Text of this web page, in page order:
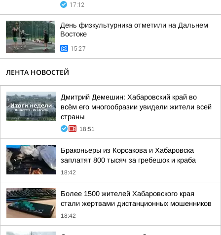
17:12
День физкультурника отметили на Дальнем
Востоке
15:27
ЛЕНТА НОВОСТЕЙ
Дмитрий Демешин: Хабаровский край во
всём его многообразии увидели жители всей
страны
18:51
Браконьеры из Корсакова и Хабаровска
заплатят 800 тысяч за гребешок и краба
18:42
Более 1500 жителей Хабаровского края
стали жертвами дистанционных мошенников
18:42